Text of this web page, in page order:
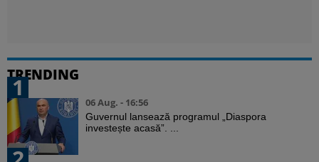
TRENDING
1
06 Aug. - 16:56
Guvernul lansează programul „Diaspora
investește acasă”. ...